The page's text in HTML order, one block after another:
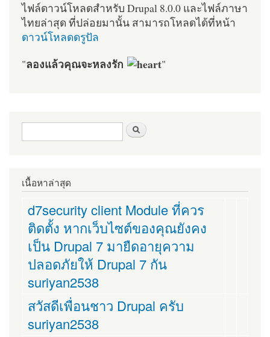
ไฟล์ดาวน์โหลดสำหรับ Drupal 8.0.0 และไฟล์ภาษา
ไทยล่าสุด ที่ปล่อยมานั้น สามารถโหลดได้ที่หน้า
ดาวน์โหลดดรูปัล
"ลองแล้วคุณจะหลงรัก "
ฟอร์มค้นหา
เนื้อหาล่าสุด
d7security client Module ที่ควร
ติดตั้ง หากเว็บไซต์ของคุณยังคง
เป็น Drupal 7 มายืดอายุความ
ปลอดภัยให้ Drupal 7 กัน
suriyan2538
สวัสดีเพื่อนชาว Drupal ครับ
suriyan2538